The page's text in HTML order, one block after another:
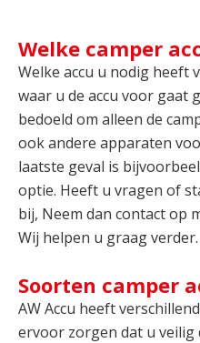
Welke camper
Welke accu u nodig heeft
waar u de accu voor gaat
bedoeld om alleen de
ook andere apparaten
laatste geval is
optie. Heeft u vragen of
bij, Neem dan contact op
Wij helpen u graag verder.
Soorten camper
AW Accu heeft
ervoor zorgen dat u veilig